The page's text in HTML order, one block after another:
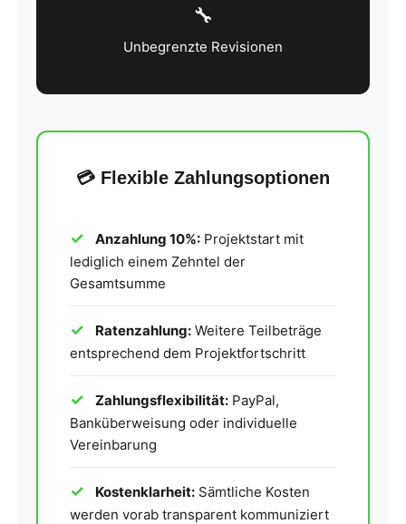
🔧
Unbegrenzte Revisionen
💳 Flexible Zahlungsoptionen
Anzahlung 10%: Projektstart mit
lediglich einem Zehntel der
Gesamtsumme
Ratenzahlung: Weitere Teilbeträge
entsprechend dem Projektfortschritt
Zahlungsflexibilität: PayPal,
Banküberweisung oder individuelle
Vereinbarung
Kostenklarheit: Sämtliche Kosten
werden vorab transparent kommuniziert